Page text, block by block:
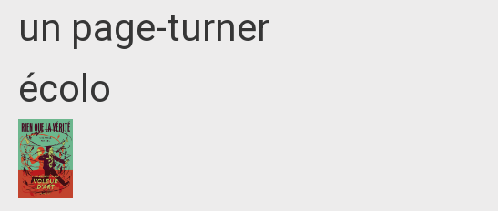
un page-turner
écolo